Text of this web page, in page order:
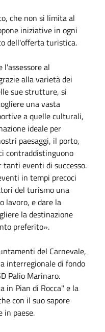
che non si limita al
iniziative in ogni
dell'offerta turistica.
al
alla varietà dei
sue strutture, si
una vasta
a quelle culturali,
ideale per
paesaggi, il porto,
contraddistinguono
eventi di successo.
in tempi precoci
del turismo una
lavoro, e dare la
la destinazione
preferito».
del Carnevale,
interregionale di fondo
Palio Marinaro.
in Pian di Rocca" e la
con il suo sapore
in paese.